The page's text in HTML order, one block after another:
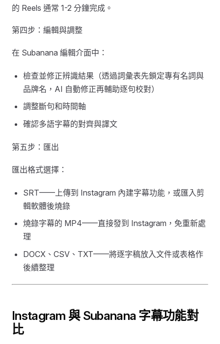
的 Reels 通常 1-2 分鐘完成。
第四步：編輯與調整
在 Subanana 編輯介面中：
檢查並修正辨識結果（透過詞彙表先鎖定專有名詞與
品牌名，AI 自動修正再輔助逐句校對）
調整斷句和時間軸
確認多語字幕的對齊與譯文
第五步：匯出
匯出格式選擇：
SRT——上傳到 Instagram 內建字幕功能，或匯入剪
輯軟體後燒錄
燒錄字幕的 MP4——直接發到 Instagram，免重新處
理
DOCX、CSV、TXT——將逐字稿放入文件或表格作
後續整理
Instagram 與 Subanana 字幕功能對
比